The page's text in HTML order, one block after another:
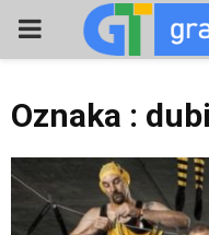
PRIMARY
Oznaka :